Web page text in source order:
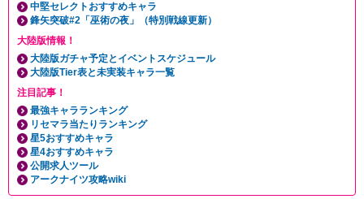
中堅セレクトおすすめキャラ
鋒矢突破#2「巫術の夜」（特別戦線更新）
大陸版情報！
大陸版ガチャ予定とイベントスケジュール
大陸版Tier表と未実装キャラ一覧
注目記事！
最強キャラランキング
リセマラ当たりランキング
星5おすすめキャラ
星4おすすめキャラ
公開求人ツール
アークナイツ攻略wiki